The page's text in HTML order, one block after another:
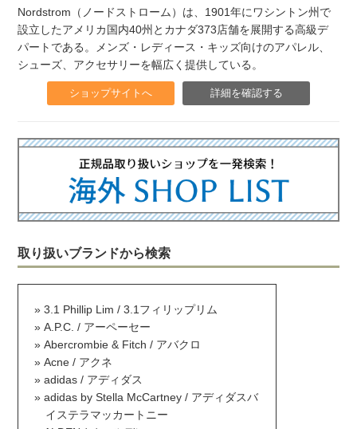
Nordstrom（ノードストローム）は、1901年にワシントン州で
設立したアメリカ国内40州とカナダ373店舗を展開する高級デ
パートである。メンズ・レディース・キッズ向けのアパレル、
シューズ、アクセサリーを幅広く提供している。
ショップサイトへ 詳細を確認する
取り扱いブランドから検索
3.1 Phillip Lim / 3.1フィリップリム
A.P.C. / アーペーセー
Abercrombie & Fitch / アバクロ
Acne / アクネ
adidas / アディダス
adidas by Stella McCartney / アディダスバ
イステラマッカートニー